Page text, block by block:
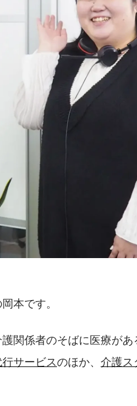
本です。
関係者のそばに医療があ
サービスのほか、 介護ス